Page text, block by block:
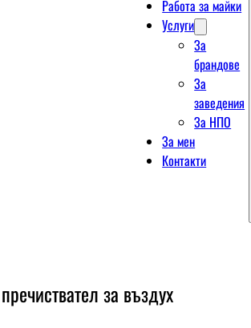
Работа за майки
Услуги
За
брандове
За
заведения
За НПО
За мен
Контакти
пречиствател за въздух